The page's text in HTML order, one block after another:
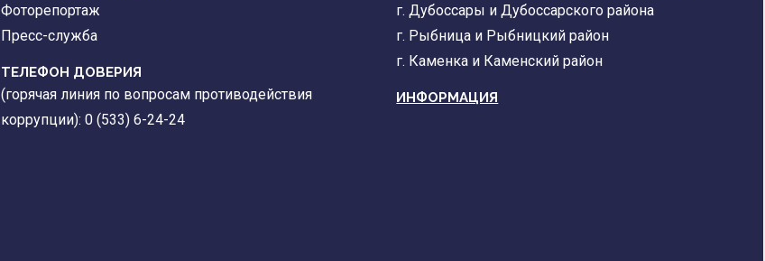
Фоторепортаж
Пресс-служба
ТЕЛЕФОН ДОВЕРИЯ
(горячая линия по вопросам противодействия
коррупции): 0 (533) 6-24-24
г. Дубоссары и Дубоссарского района
г. Рыбница и Рыбницкий район
г. Каменка и Каменский район
ИНФОРМАЦИЯ